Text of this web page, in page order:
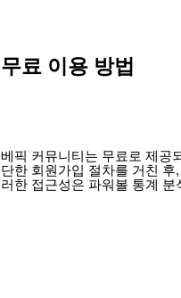
무료 이용 방법
베픽 커뮤니티는 무료로 제공
단한 회원가입 절차를 거친
러한 접근성은 파워볼 통계